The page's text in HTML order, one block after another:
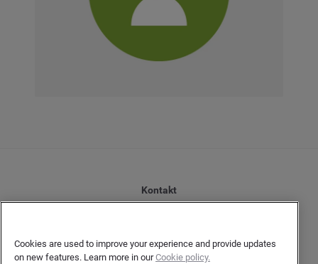
Kontakt
Terms and Conditions
Cookies are used to improve your experience and provide updates
on new features. Learn more in ourCookie policy.